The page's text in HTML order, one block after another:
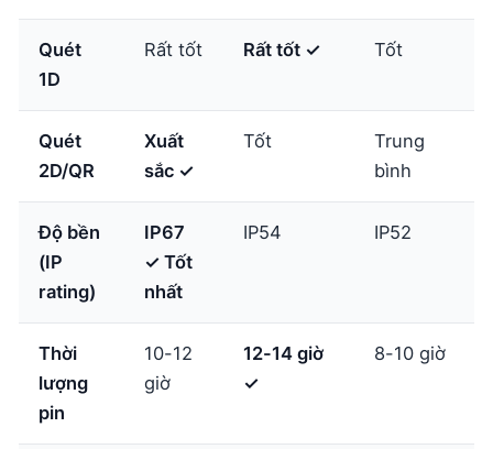
Quét
1D
Rất tốt Rất tốt ✓ Tốt
Quét
2D/QR
Xuất
sắc ✓
Tốt
Trung
bình
Độ bền
(IP
rating)
IP67
✓ Tốt
nhất
IP54 IP52
Thời
lượng
pin
10-12
giờ
12-14 giờ
✓
8-10 giờ